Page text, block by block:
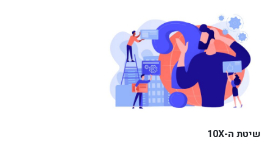
שיטת ה-10X